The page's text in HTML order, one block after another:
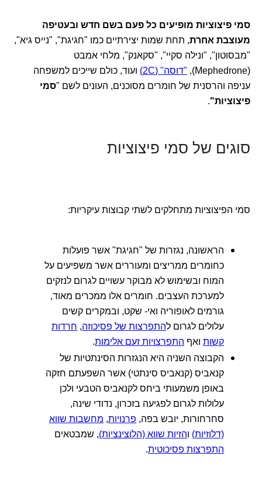
סמי פיצוציות מופיעים כל פעם בשם חדש ובעטיפה
מעוצבת אחרת, תחת שמות יצירתיים כמו "חגיגת", "נייס גיא",
"מבסוטון", "ונילה סקיי", "סקאנק", מלחי אמבט
(Mephedrone),
"דוסה" (2C)
ועוד, כולם שייכים למשפחה
עניפה והרסנית של חומרים מסוכנים, העונים לשם "סמי
פיצוציות".
סוגים של סמי פיצוציות
סמי הפיצוציות מתחלקים לשתי קבוצות עיקריות:
הראשונה, נגזרות של "חגיגת" אשר פועלות
כחומרים ממריצים ומעוררים אשר משפיעים על
המוח ובשימוש לא מבוקר עשויים לגרום לנזקים
למערכת העצבים. חומרים אלו ממכרים מאוד,
גורמים לאופוריה ואי- שקט, ובמקרים קשים
עלולים לגרום להתפרצות של פסיכוזה, חרדות
קשות ואף התפרצויות זעם אלימות.
הקבוצה השניה היא הנגזרות הסינתטיות של
קנאביס (קנאביס סינתטי) אשר השפעתם חזקה
באופן משמעותי ביחס לקנאביס הטבעי ולכן
עלולות לגרום לפגיעה בזכרון, נדודי שינה,
סחרחורות, יובש בפה, פרנויות, מחשבות שווא
(דלוזיות) והזיות שווא (הלוצינציות), שמבטאים
התפרצות פסיכוטית.